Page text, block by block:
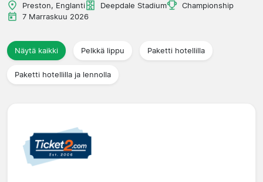
Liigat
Matkatoimistoja
Preston, Englanti Deepdale Stadium
Championship
7 Marraskuu 2026
Näytä kaikki Pelkkä lippu Paketti hotellilla
Paketti hotellilla ja lennolla